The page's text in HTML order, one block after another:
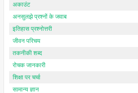
अकाउंट
अनसुलझे प्रश्नों के जवाब
इतिहास प्रश्नोत्तरी
जीवन परिचय
तकनीकी शब्द
रोचक जानकारी
शिक्षा पर चर्चा
सामान्य ज्ञान